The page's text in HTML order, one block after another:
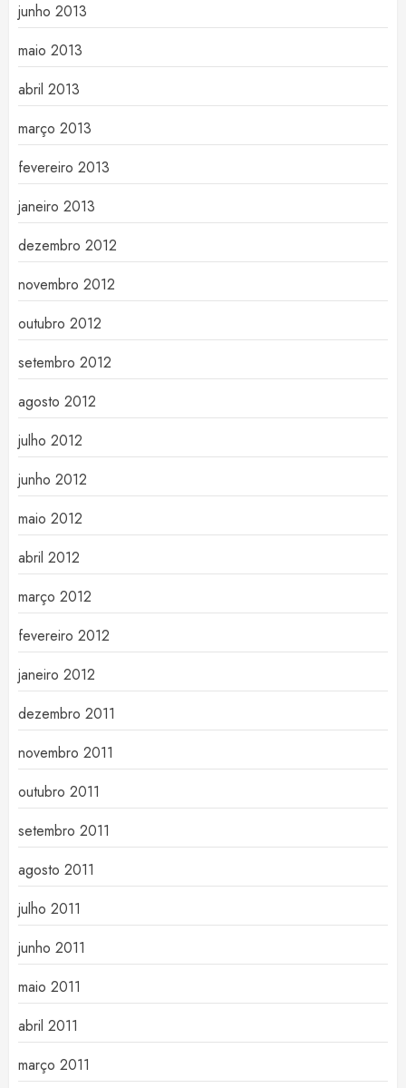
junho 2013
maio 2013
abril 2013
março 2013
fevereiro 2013
janeiro 2013
dezembro 2012
novembro 2012
outubro 2012
setembro 2012
agosto 2012
julho 2012
junho 2012
maio 2012
abril 2012
março 2012
fevereiro 2012
janeiro 2012
dezembro 2011
novembro 2011
outubro 2011
setembro 2011
agosto 2011
julho 2011
junho 2011
maio 2011
abril 2011
março 2011